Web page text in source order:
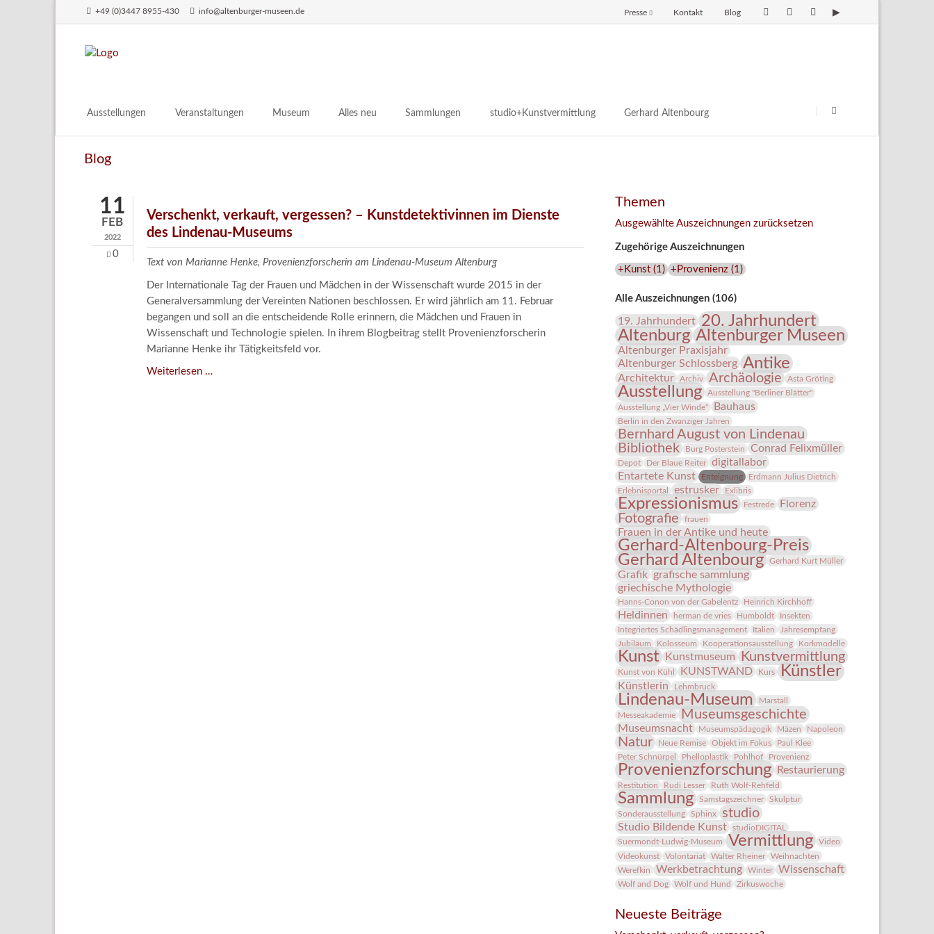
+49 (0)3447 8955-430 info@altenburger-museen.de Blog
Kontakt
Presse
Ausstellungen
Aktuell
Veranstaltungen Museum
Digitales
Team
Publikationen
Aktuelle Publikationen
Bestandskataloge & Editionen
Alles neu
Länderübergreifende kulturtouristische Ziele
Sammlungen
Malerei 17.–19. Jh.
Restaurierung
Forschung
studio+Kunstvermittlung
Angebote für Erwachsene
Gerhard Altenbourg
Blog
11
FEB
2022
0
Verschenkt, verkauft, vergessen? – Kunstdetektivinnen im Dienste
des Lindenau-Museums
Text von Marianne Henke, Provenienzforscherin am Lindenau-Museum Altenburg
Der Internationale Tag der Frauen und Mädchen in der Wissenschaft wurde 2015 in der
Generalversammlung der Vereinten Nationen beschlossen. Er wird jährlich am 11. Februar
begangen und soll an die entscheidende Rolle erinnern, die Mädchen und Frauen in
Wissenschaft und Technologie spielen. In ihrem Blogbeitrag stellt Provenienzforscherin
Marianne Henke ihr Tätigkeitsfeld vor.
Weiterlesen …Verschenkt,
Themen
Ausgewählte Auszeichnungen zurücksetzen
Zugehörige Auszeichnungen
+Kunst(1 ) +Provenienz(1 )
Alle Auszeichnungen (106)
19. Jahrhundert 20. Jahrhundert
Altenburg Altenburger Museen
Altenburger Praxisjahr
Altenburger Schlossberg Antike
Architektur Archiv Archäologie Asta Gröting
Ausstellung
Ausstellung "Berliner Blätter"
Ausstellung „Vier Winde“
Bauhaus
Berlin in den Zwanziger Jahren
Bernhard August von Lindenau
Bibliothek
Burg Posterstein Conrad Felixmüller
Depot Der Blaue Reiter
digitallabor
Entartete Kunst
Enteignung
Erdmann Julius Dietrich
Erlebnisportal
estrusker Exlibris
Expressionismus Festrede Florenz
Fotografie frauen
Frauen in der Antike und heute
Gerhard-Altenbourg-Preis
Gerhard Altenbourg
Gerhard Kurt Müller
Grafik grafische sammlung
griechische Mythologie
Hanns-Conon von der Gabelentz Heinrich Kirchhoff
Heldinnen herman de vries Humboldt
Insekten
Integriertes Schädlingsmanagement
Italien
Jahresempfang
Jubiläum
Kolosseum Kooperationsausstellung Korkmodelle
Kunst Kunstmuseum Kunstvermittlung
Kunst von Kühl KUNSTWAND Kurs Künstler
Künstlerin Lehmbruck
Lindenau-Museum
Marstall
Messeakademie
Museumsgeschichte
Museumsnacht Museumspädagogik Mäzen Napoleon
Natur Neue Remise Objekt im Fokus
Paul Klee
Peter Schnürpel
Phelloplastik Pohlhof Provenienz
Provenienzforschung Restaurierung
Restitution Rudi Lesser Ruth Wolf-Rehfeld
Sammlung Samstagszeichner
Skulptur
Sonderausstellung
Sphinx studio
Studio Bildende Kunst
studioDIGITAL
Suermondt-Ludwig-Museum
Vermittlung
Video
Videokunst
Volontariat Walter Rheiner
Weihnachten
Werefkin
Werkbetrachtung Winter Wissenschaft
Wolf and Dog Wolf und Hund Zirkuswoche
Neueste Beiträge